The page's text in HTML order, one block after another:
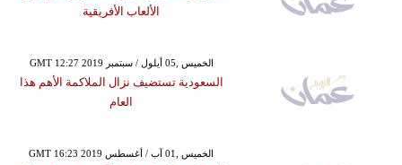
الألعاب الأفريقية
GMT 12:27 2019 الخميس ,05 أيلول / سبتمبر
السعودية تستضيف نزال الملاكمة الأهم هذا
العام
GMT 16:23 2019 الخميس ,01 آب / أغسطس